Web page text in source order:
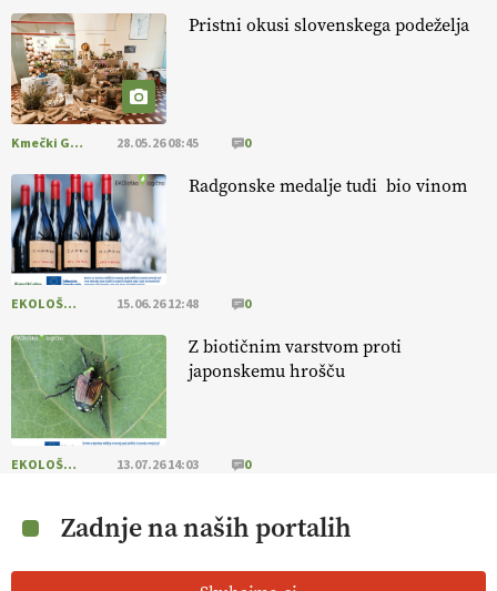
vinarsko posestvo DUCAL
Pristni okusi slovenskega podeželja
Kmečki Glas 28.05.26 08:45 0
Radgonske medalje tudi bio vinom
EKOLOŠKO LOGIČNO 15.06.26 12:48 0
Z biotičnim varstvom proti
japonskemu hrošču
EKOLOŠKO LOGIČNO 13.07.26 14:03 0
Zadnje na naših portalih